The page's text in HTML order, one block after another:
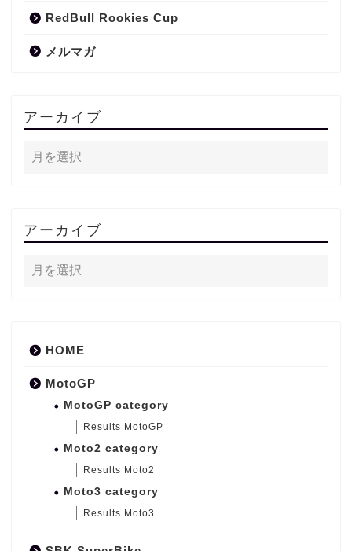
RedBull Rookies Cup
メルマガ
アーカイブ
アーカイブ
HOME
MotoGP
MotoGP category
Results MotoGP
Moto2 category
Results Moto2
Moto3 category
Results Moto3